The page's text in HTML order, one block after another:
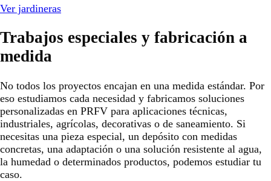
Ver jardineras
Trabajos especiales y fabricación a
medida
No todos los proyectos encajan en una medida estándar. Por
eso estudiamos cada necesidad y fabricamos soluciones
personalizadas en PRFV para aplicaciones técnicas,
industriales, agrícolas, decorativas o de saneamiento. Si
necesitas una pieza especial, un depósito con medidas
concretas, una adaptación o una solución resistente al agua,
la humedad o determinados productos, podemos estudiar tu
caso.